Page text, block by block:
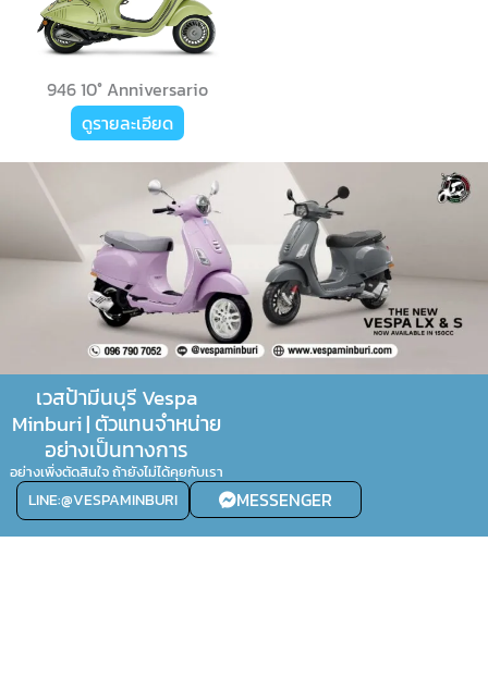
946 10° Anniversario
ดูรายละเอียด
เวสป้ามีนบุรี Vespa
Minburi | ตัวแทนจำหน่าย
อย่างเป็นทางการ
อย่างเพิ่งตัดสินใจ ถ้ายังไม่ได้คุยกับเรา
LINE:@VESPAMINBURI MESSENGER